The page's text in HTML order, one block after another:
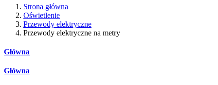
Strona główna
Oświetlenie
Przewody elektryczne
Przewody elektryczne na metry
Główna
Główna